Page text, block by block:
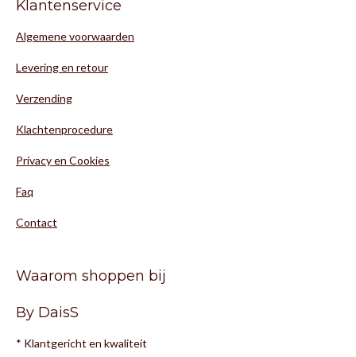
Klantenservice
Algemene voorwaarden
Levering en retour
Verzending
Klachtenprocedure
Privacy en Cookies
Faq
Contact
Waarom shoppen bij
By DaisS
* Klantgericht en kwaliteit